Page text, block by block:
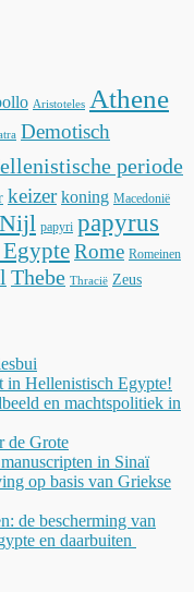
Aristoteles Athene
Demotisch
periode
keizer koning Macedonië
Nijl papyri papyrus
Rome Romeinen
Thebe Thracië Zeus
in Hellenistisch Egypte!
en machtspolitiek in
de Grote
in Sinaï
de bescherming van
en daarbuiten